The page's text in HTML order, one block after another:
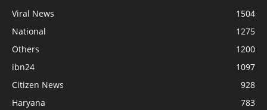
Viral News
1504
National
1275
Others
1200
ibn24
1097
Citizen News
928
Haryana
783